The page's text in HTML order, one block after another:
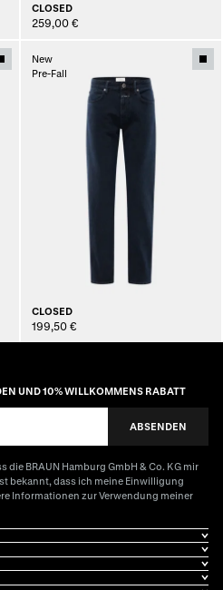
CLOSED
259,00 €
New
Pre-Fall
CLOSED
199,50 €
UND 10% WILLKOMMENS RABATT
ABSENDEN
die BRAUN Hamburg GmbH & Co. KG mir
bekannt, dass ich meine Einwilligung
Informationen zur Verwendung meiner